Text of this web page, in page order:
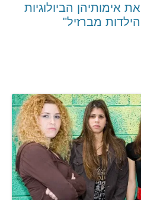
אימותיהן הביולוגיות
מברזיל"